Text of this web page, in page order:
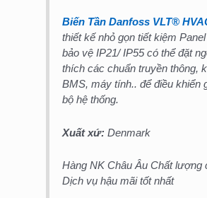
Biến Tần Danfoss VLT®
thiết kế nhỏ gọn tiết kiệm
bảo vệ IP21/ IP55 có thể đặt
thích các chuẩn truyền thông,
BMS, máy tính.. để điều khiển
bộ hệ thống.
Xuất xứ: Denmark
Hàng NK Châu Âu Chất lượng
Dịch vụ hậu mãi tốt nhất